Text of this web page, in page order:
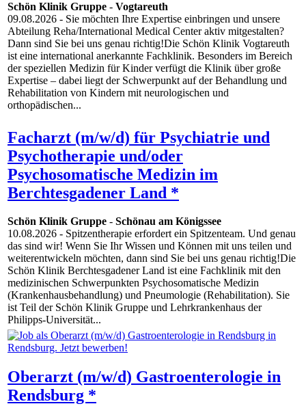
Schön Klinik Gruppe - Vogtareuth
09.08.2026 - Sie möchten Ihre Expertise einbringen und unsere
Abteilung Reha/International Medical Center aktiv mitgestalten?
Dann sind Sie bei uns genau richtig!Die Schön Klinik Vogtareuth
ist eine international anerkannte Fachklinik. Besonders im Bereich
der speziellen Medizin für Kinder verfügt die Klinik über große
Expertise – dabei liegt der Schwerpunkt auf der Behandlung und
Rehabilitation von Kindern mit neurologischen und
orthopädischen...
Facharzt (m/w/d) für Psychiatrie und
Psychotherapie und/oder
Psychosomatische Medizin im
Berchtesgadener Land *
Schön Klinik Gruppe - Schönau am Königssee
10.08.2026 - Spitzentherapie erfordert ein Spitzenteam. Und genau
das sind wir! Wenn Sie Ihr Wissen und Können mit uns teilen und
weiterentwickeln möchten, dann sind Sie bei uns genau richtig!Die
Schön Klinik Berchtesgadener Land ist eine Fachklinik mit den
medizinischen Schwerpunkten Psychosomatische Medizin
(Krankenhausbehandlung) und Pneumologie (Rehabilitation). Sie
ist Teil der Schön Klinik Gruppe und Lehrkrankenhaus der
Philipps-Universität...
Oberarzt (m/w/d) Gastroenterologie in
Rendsburg *